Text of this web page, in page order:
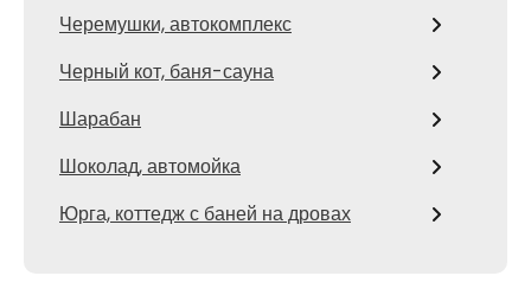
Черемушки, автокомплекс
Черный кот, баня-сауна
Шарабан
Шоколад, автомойка
Юрга, коттедж с баней на дровах